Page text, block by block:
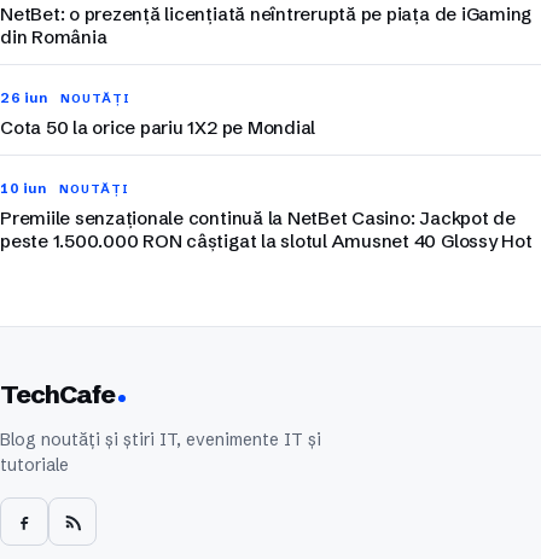
NetBet: o prezență licențiată neîntreruptă pe piața de iGaming
din România
26 iun NOUTĂȚI
Cota 50 la orice pariu 1X2 pe Mondial
10 iun NOUTĂȚI
Premiile senzaționale continuă la NetBet Casino: Jackpot de
peste 1.500.000 RON câștigat la slotul Amusnet 40 Glossy Hot
TechCafe
Blog noutăți și știri IT, evenimente IT și
tutoriale